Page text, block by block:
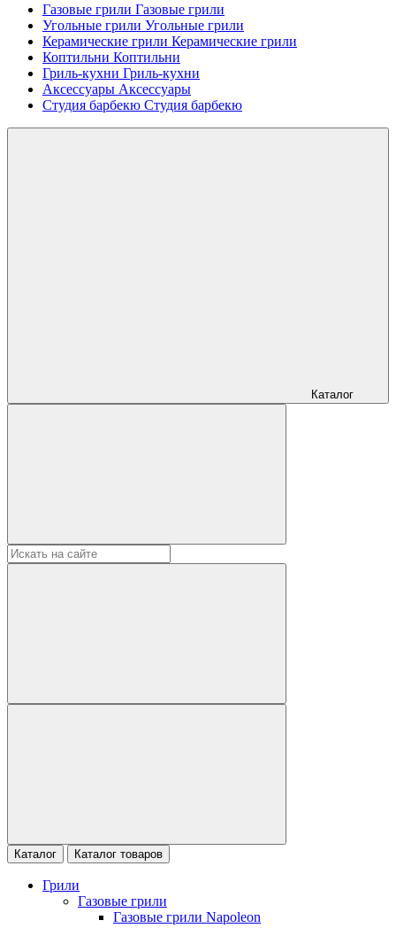
Газовые грили Газовые грили
Угольные грили Угольные грили
Керамические грили Керамические грили
Коптильни Коптильни
Гриль-кухни Гриль-кухни
Аксессуары Аксессуары
Студия барбекю Студия барбекю
Каталог
Каталог Каталог товаров
Грили
Газовые грили
Газовые грили Napoleon